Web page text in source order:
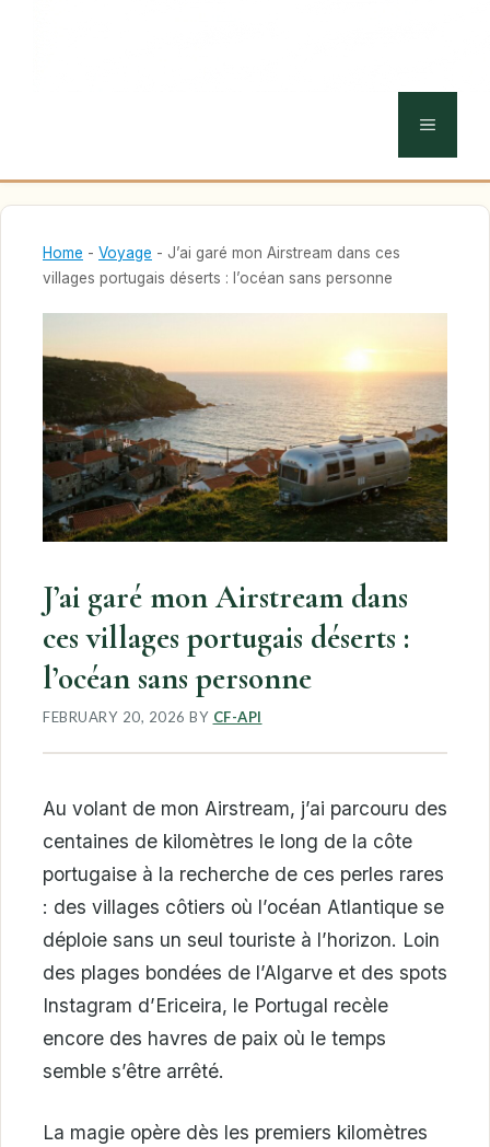
MENU
Home - Voyage - J’ai garé mon Airstream dans ces
villages portugais déserts : l’océan sans personne
J’ai garé mon Airstream dans
ces villages portugais déserts :
l’océan sans personne
FEBRUARY 20, 2026 BY CF-API
Au volant de mon Airstream, j’ai parcouru des
centaines de kilomètres le long de la côte
portugaise à la recherche de ces perles rares
: des villages côtiers où l’océan Atlantique se
déploie sans un seul touriste à l’horizon. Loin
des plages bondées de l’Algarve et des spots
Instagram d’Ericeira, le Portugal recèle
encore des havres de paix où le temps
semble s’être arrêté.
La magie opère dès les premiers kilomètres